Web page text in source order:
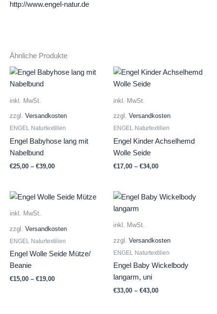
http://www.engel-natur.de
Ähnliche Produkte
inkl. MwSt.
zzgl. Versandkosten
ENGEL Naturtextilien
Engel Babyhose lang mit
Nabelbund
€25,00 – €39,00
inkl. MwSt.
zzgl. Versandkosten
ENGEL Naturtextilien
Engel Kinder Achselhemd
Wolle Seide
€17,00 – €34,00
inkl. MwSt.
zzgl. Versandkosten
ENGEL Naturtextilien
Engel Wolle Seide Mütze/
Beanie
€15,00 – €19,00
inkl. MwSt.
zzgl. Versandkosten
ENGEL Naturtextilien
Engel Baby Wickelbody
langarm, uni
€33,00 – €43,00